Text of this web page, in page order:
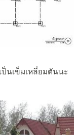
นเข็มเหลี่ยมตันนะ